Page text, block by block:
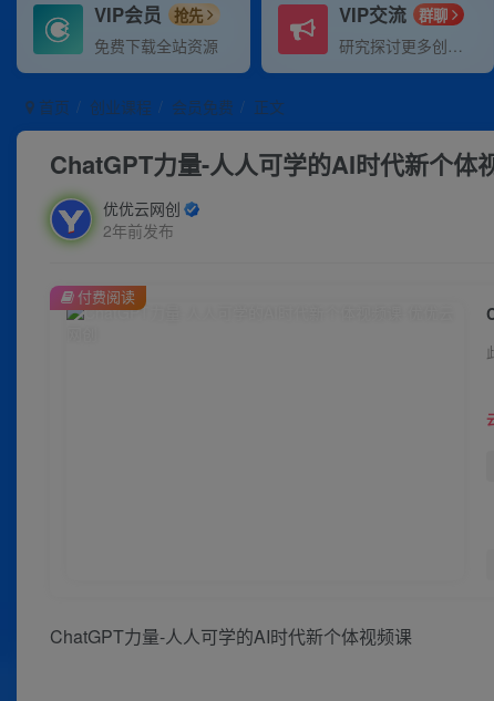
VIP会员 抢先
免费下载全站资源
VIP交流 群聊
研究探讨更多创业项目路子。
首页 创业课程 会员免费 正文
ChatGPT力量-人人可学的AI时代新个体
优优云网创
2年前发布
付费阅读
ChatGPT力量-人人可学的AI时代新个体视频课